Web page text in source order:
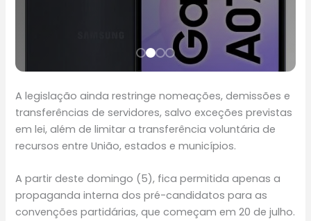
A legislação ainda restringe nomeações, demissões e
transferências de servidores, salvo exceções previstas
em lei, além de limitar a transferência voluntária de
recursos entre União, estados e municípios.
A partir deste domingo (5), fica permitida apenas a
propaganda interna dos pré-candidatos para as
convenções partidárias, que começam em 20 de julho.